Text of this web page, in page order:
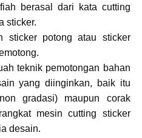
berasal dari kata cutting
sticker.
sticker potong atau sticker
teknik pemotongan bahan
yang diinginkan, baik itu
gradasi) maupun corak
mesin cutting sticker
desain.